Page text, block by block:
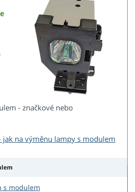
- značkové nebo
jak na výměnu lampy s modulem
s modulem